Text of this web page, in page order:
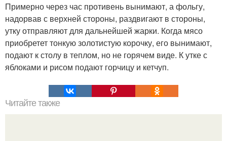
Примерно через час противень вынимают, а фольгу,
надорвав с верхней стороны, раздвигают в стороны,
утку отправляют для дальнейшей жарки. Когда мясо
приобретет тонкую золотистую корочку, его вынимают,
подают к столу в теплом, но не горячем виде. К утке с
яблоками и рисом подают горчицу и кетчуп.
Читайте также